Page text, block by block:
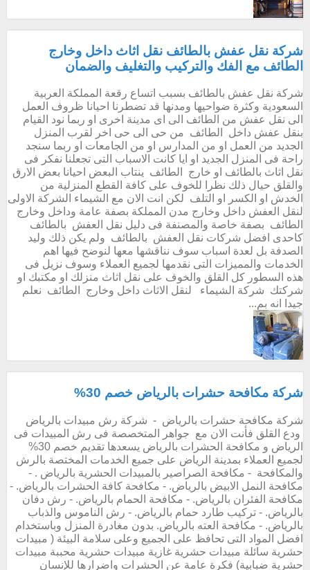
شركة نقل عفش بالطائف نقل اثاث داخل وخارج
الطائف مع الفك والتركيب والتغليف والضمان
شركة نقل عفش بالطائف بسبب اتساع رقعة المملكة العربية
السعودية وكثرة ضواحيها ومدنها قد تضطرنا احيانا ظروف العمل
الى نقل عفش من الطائف الى اى مدينة اخرى او ربما نود القيام
بنقل عفش داخل الطائف من حى الى حى اخر لقرب المنزل
الجديد من العمل او من المدارس او من الجامعات او ربما سنجد
راحة فى المنزل الجديد او ايا كانت الاسباب التى تجعلنا نفكر فى
نقل اثاث بالطائف او خارج الطائف ينتاب البعض احيانا بعض الارق
والقلق حيال ذلك نظرا للخوف على كافة القطع المنزلية من
الخدش او الكسر او التلف لكن انت الان مع الشيماء الشركة الاولى
لنقل العفش داخل وخارج مدن المملكة بصفة عامة وداخل وخارج
الطائف بصفة خاصة والمصنفة فى دليل نقل العفش بالطائف
كاحدى افضل شركات نقل العفش بالطائف ولم يكن ذلك وليد
الصدفة بل لعدة اسباب سوف نناقشها معها لنوضح فيها اهم
الخدمات والمميزات التى نقدمها لجميع العملاء وسوف نزيل فى
هذه السطور كل القلق والخوف على نقل اثاث منزلك او مكتبك او
شركتك شركة الشيماء لنقل الاثاث داخل وخارج الطائف نعلم
جيدا انه بم...
شركة مكافحة حشرات بالرياض خصم 30%
شركة مكافحة حشرات بالرياض - شركة رش مبيدات بالرياض
ودع القلق فأنت الان مع جواهر المتخصصة فى رش المبيدات فى
الرياض و مكافحة الحشرات بالرياض يسعدها تقديم خصم 30%
لجميع العملاء بمدينة الرياض على جميع الخدمات المختصة بالرش
والمكافحة - مكافحة الصراصير بالمبيدات الحشرية بالرياض . -
مكافحة النمل الابيض بالرياض. - مكافحة كافة الحشرات بالرياض. -
مكافحة الفئران بالرياض. - مكافحة الحمام بالرياض. - رش دفان
بالرياض. - تركيب طارد حمام بالرياض. - رش الناموس والذباب
بالرياض. - مكافحة العته بالرياض. بدون مغادرة المنزل وباستخدام
افضل المواد التى تحافظ على الجميع وعلى سلامة البيئة ( مبيدات
حشرية سائلة مبيدات حشرية غازية مبيدات حشرية محببة مبيدات
حشرية ضبابية) فكرة عامة عن الحشرات واضرارها للإنسان